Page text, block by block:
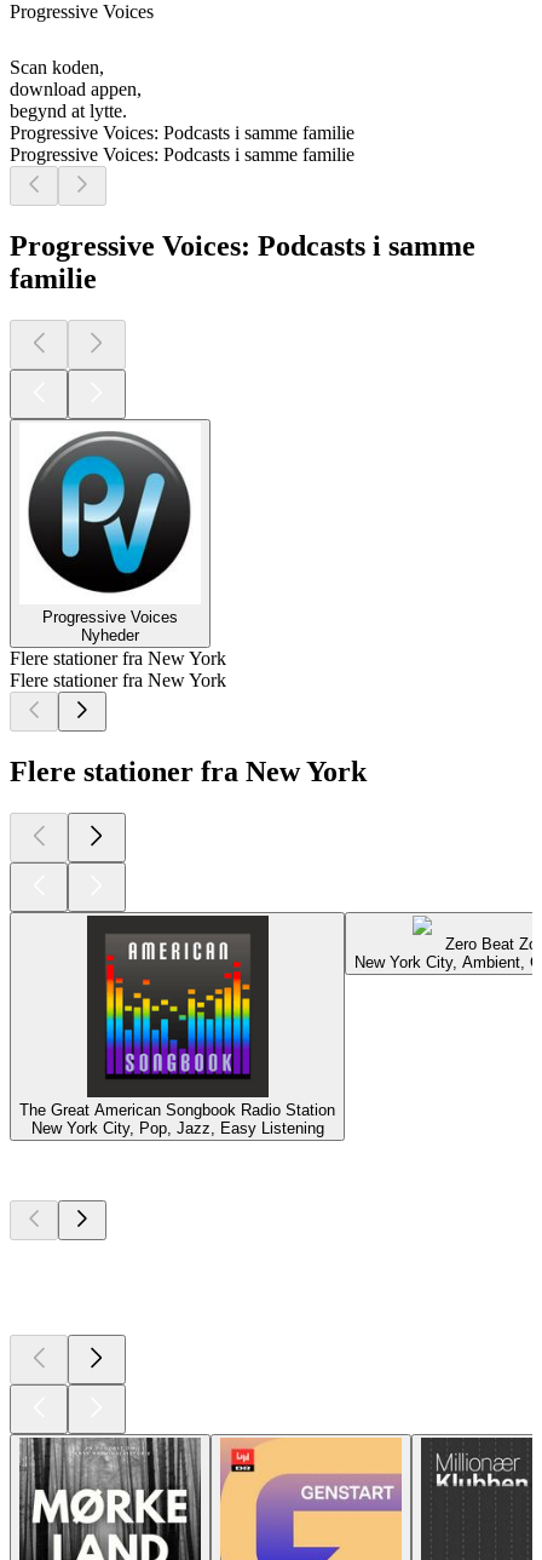
Progressive Voices
Scan koden,
download appen,
begynd at lytte.
Progressive Voices: Podcasts i samme familie
Progressive Voices: Podcasts i samme familie
Progressive Voices: Podcasts i samme
familie
Progressive Voices
Nyheder
Flere stationer fra New York
Flere stationer fra New York
Flere stationer fra New York
The Great American Songbook Radio Station
New York City, Pop, Jazz, Easy Listening
Zero Beat
New York City, Ambient,